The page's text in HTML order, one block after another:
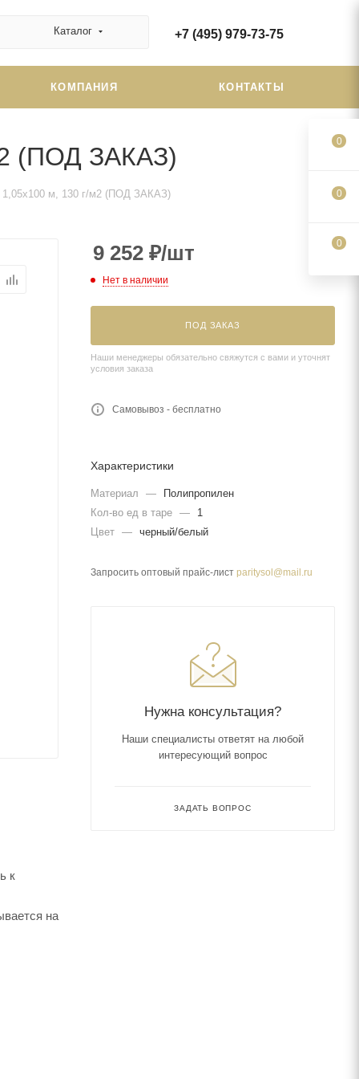
Каталог +7 (495) 979-73-75
КОМПАНИЯ КОНТАКТЫ
(ПОД ЗАКАЗ)
1,05х100 м, 130 г/м2 (ПОД ЗАКАЗ)
к
на
9 252 ₽/шт
Нет в наличии
ПОД ЗАКАЗ
Наши менеджеры обязательно свяжутся с вами и уточнят
условия заказа
Самовывоз - бесплатно
Характеристики
Материал —
Полипропилен
Кол-во ед в таре —
1
Цвет — черный/белый
Запросить оптовый прайс-лист paritysol@mail.ru
Нужна консультация?
Наши специалисты ответят на любой
интересующий вопрос
ЗАДАТЬ ВОПРОС
0
0
0